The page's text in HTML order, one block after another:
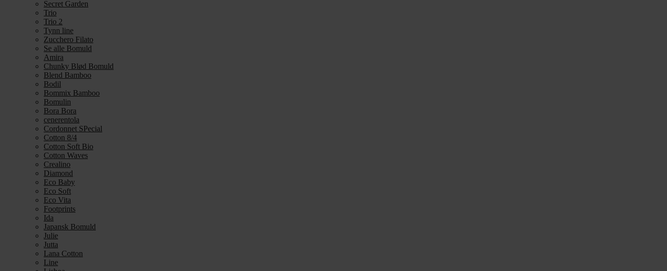
Secret Garden
Trio
Trio 2
Tynn line
Zucchero Filato
Se alle Bomuld
Amira
Chunky Blød Bomuld
Blend Bamboo
Bodil
Bommix Bamboo
Bomulin
Bora Bora
cenerentola
Cordonnet SPecial
Cotton 8/4
Cotton Soft Bio
Cotton Waves
Crealino
Diamond
Eco Baby
Eco Soft
Eco Vita
Footprints
Ida
Japansk Bomuld
Julie
Jutta
Lana Cotton
Line